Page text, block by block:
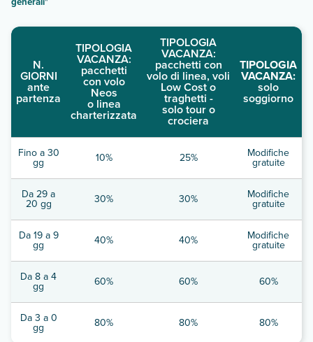
N.
GIORNI
ante
partenza
TIPOLOGIA
VACANZA:
pacchetti
con volo
Neos
o linea
charterizzata
TIPOLOGIA
VACANZA:
pacchetti con
volo di linea, voli
Low Cost o
traghetti -
solo tour o
crociera
TIPOLOGIA
VACANZA:
solo
soggiorno
Fino a 30
gg 10% 25% Modifiche
gratuite
Da 29 a
20 gg 30% 30% Modifiche
gratuite
Da 19 a 9
gg 40% 40% Modifiche
gratuite
Da 8 a 4
gg 60% 60% 60%
Da 3 a 0
gg 80% 80% 80%